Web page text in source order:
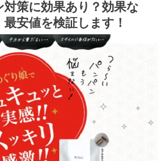
策に効果あり？効果な
安値を検証します！